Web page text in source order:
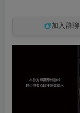
加入群聊